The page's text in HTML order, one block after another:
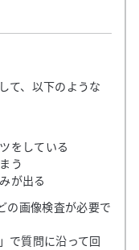
て、以下のような
をしている
う
が出る
の画像検査が必要で
で質問に沿って回